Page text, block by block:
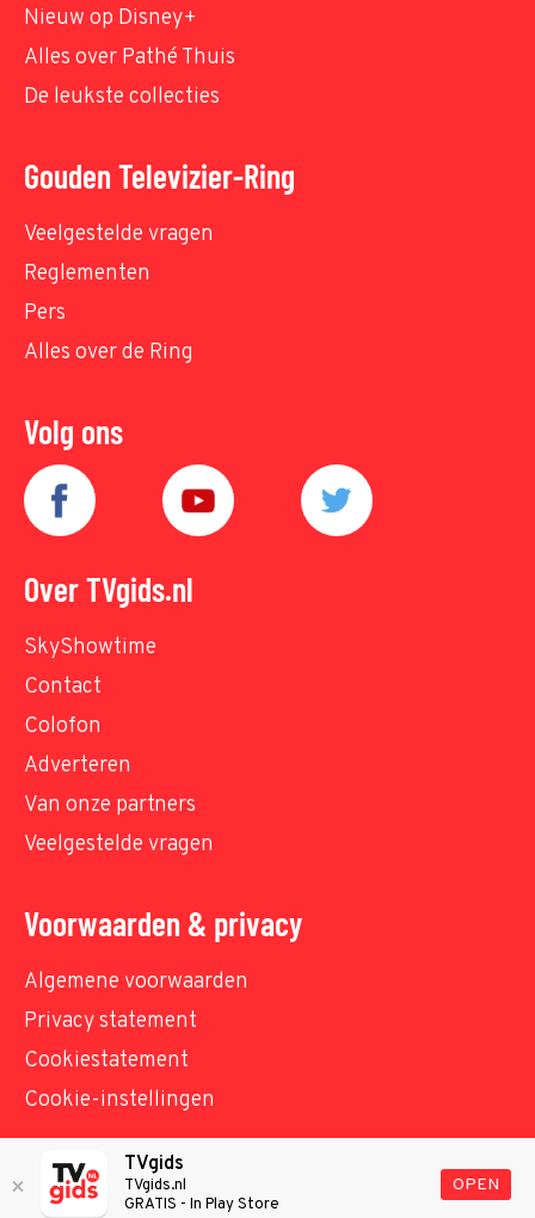
Nieuw op Disney+
Alles over Pathé Thuis
De leukste collecties
Gouden Televizier-Ring
Veelgestelde vragen
Reglementen
Pers
Alles over de Ring
Volg ons
Over TVgids.nl
SkyShowtime
Contact
Colofon
Adverteren
Van onze partners
Veelgestelde vragen
Voorwaarden & privacy
Algemene voorwaarden
Privacy statement
Cookiestatement
Cookie-instellingen
© TVgids.nl 2026 - All rights reserved. No text and
datamining.
TVgids
TVgids.nl
GRATIS - In Play Store
OPEN